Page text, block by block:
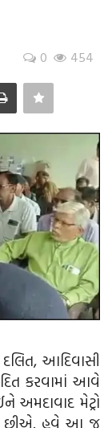
0
454
આદિવાસી
કરવામાં આવે
મેટ્રો
છીએ. હવે આ જ